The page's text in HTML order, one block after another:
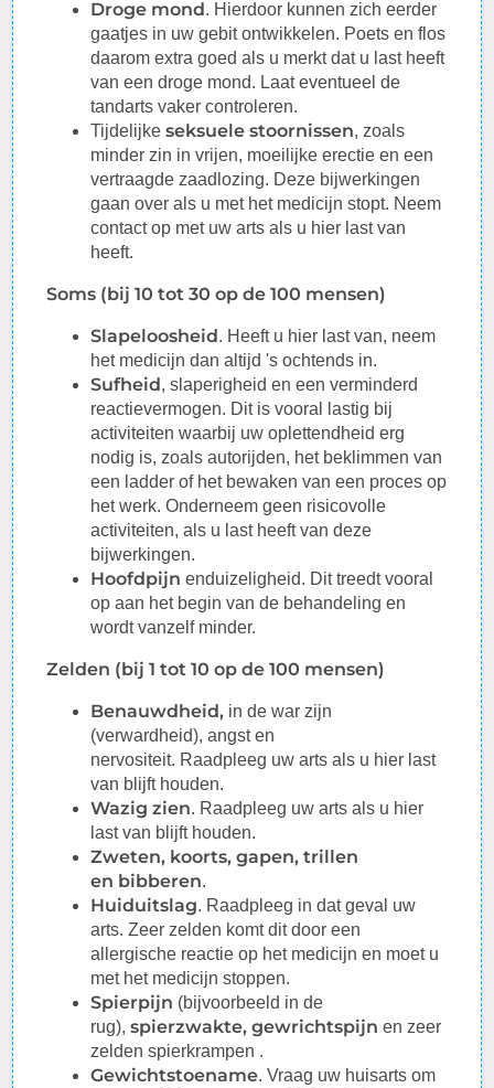
Droge mond. Hierdoor kunnen zich eerder
gaatjes in uw gebit ontwikkelen. Poets en flos
daarom extra goed als u merkt dat u last heeft
van een droge mond. Laat eventueel de
tandarts vaker controleren.
Tijdelijke seksuele stoornissen, zoals
minder zin in vrijen, moeilijke erectie en een
vertraagde zaadlozing. Deze bijwerkingen
gaan over als u met het medicijn stopt. Neem
contact op met uw arts als u hier last van
heeft.
Soms (bij 10 tot 30 op de 100 mensen)
Slapeloosheid. Heeft u hier last van, neem
het medicijn dan altijd 's ochtends in.
Sufheid, slaperigheid en een verminderd
reactievermogen. Dit is vooral lastig bij
activiteiten waarbij uw oplettendheid erg
nodig is, zoals autorijden, het beklimmen van
een ladder of het bewaken van een proces op
het werk. Onderneem geen risicovolle
activiteiten, als u last heeft van deze
bijwerkingen.
Hoofdpijnenduizeligheid. Dit treedt vooral
op aan het begin van de behandeling en
wordt vanzelf minder.
Zelden (bij 1 tot 10 op de 100 mensen)
Benauwdheid, in de war zijn
(verwardheid), angst en
nervositeit. Raadpleeg uw arts als u hier last
van blijft houden.
Wazig zien. Raadpleeg uw arts als u hier
last van blijft houden.
Zweten, koorts, gapen, trillen
en bibberen.
Huiduitslag. Raadpleeg in dat geval uw
arts. Zeer zelden komt dit door een
allergische reactie op het medicijn en moet u
met het medicijn stoppen.
Spierpijn (bijvoorbeeld in de
rug),spierzwakte, gewrichtspijn en zeer
zelden spierkrampen .
Gewichtstoename. Vraag uw huisarts om